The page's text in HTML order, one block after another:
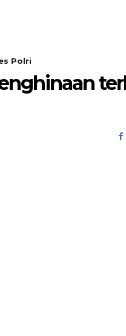
Polri